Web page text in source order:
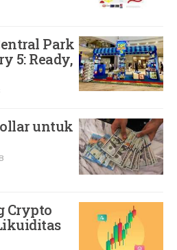
Park
5: Ready,
untuk
Crypto